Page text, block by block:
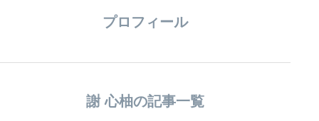
プロフィール
謝 心柚の記事一覧